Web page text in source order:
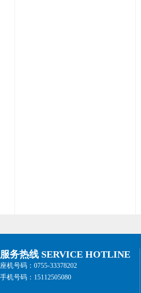
服务热线 SERVICE HOTLINE
座机号码：0755-33378202
手机号码：15112505080